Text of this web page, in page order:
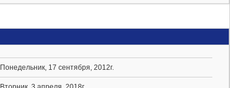
Понедельник, 17 сентября, 2012г.